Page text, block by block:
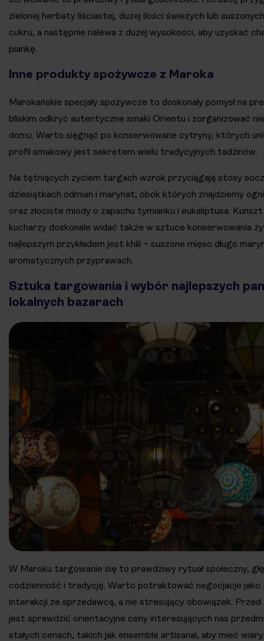
zielonej herbaty liściastej, dużej ilości świeżych lub
cukru, a następnie nalewa z dużej wysokości, aby uzyskać
piankę.
Inne produkty spożywcze z Maroka
Marokańskie specjały spożywcze to doskonały pomysł na
bliskim odkryć autentyczne smaki Orientu i zorganizować
domu. Warto sięgnąć po konserwowane cytryny, których
profil smakowy jest sekretem wielu tradycyjnych tadżinów.
Na tętniących życiem targach wzrok przyciągają stosy
dziesiątkach odmian i marynat, obok których znajdziemy
oraz złociste miody o zapachu tymianku i eukaliptusa.
kucharzy doskonale widać także w sztuce konserwowania
najlepszym przykładem jest khlii – suszone mięso długo
aromatycznych przyprawach.
Sztuka targowania i wybór najlepszych
lokalnych bazarach
W Maroku targowanie się to prawdziwy rytuał społeczny,
codzienność i tradycję. Warto potraktować negocjacje jako
interakcji ze sprzedawcą, a nie stresujący obowiązek. Przed
jest sprawdzić orientacyjne ceny interesujących nas
stałych cenach, takich jak ensemble artisanal, aby mieć